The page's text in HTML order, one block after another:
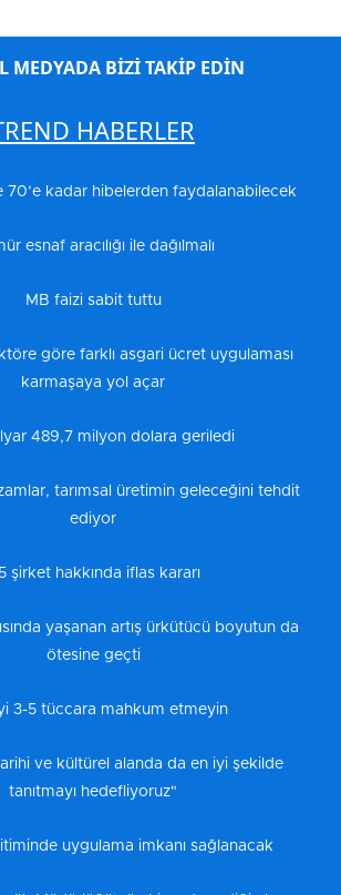
MEDYADA BİZİ TAKİP EDİN
HABERLER
70’e kadar hibelerden faydalanabilecek
esnaf aracılığı ile dağılmalı
MB faizi sabit tuttu
göre farklı asgari ücret uygulaması
karmaşaya yol açar
489,7 milyon dolara geriledi
tarımsal üretimin geleceğini tehdit
ediyor
şirket hakkında iflas kararı
yaşanan artış ürkütücü boyutun da
ötesine geçti
3-5 tüccara mahkum etmeyin
ve kültürel alanda da en iyi şekilde
tanıtmayı hedefliyoruz"
uygulama imkanı sağlanacak